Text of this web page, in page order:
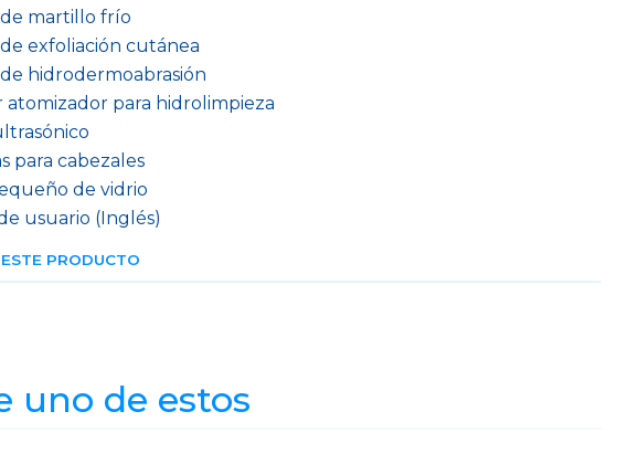
de martillo frío
de exfoliación cutánea
de hidrodermoabrasión
atomizador para hidrolimpieza
para cabezales
de vidrio
usuario (Inglés)
PRODUCTO
uno de estos